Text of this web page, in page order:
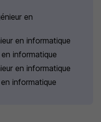
en
en informatique
informatique
en informatique
informatique